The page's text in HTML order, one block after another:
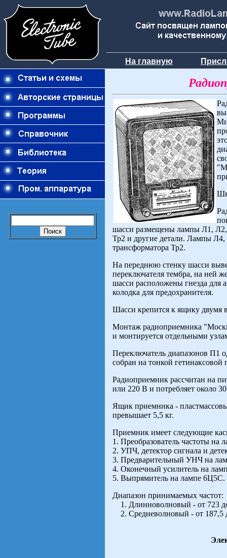
На главную
шасси размещены лампы Л1, Л2,
Тр2 и другие детали. Лампы Л4,
трансформатора Тр2.
На переднюю стенку шасси
переключателя тембра, на ней
шасси расположены гнезда для
колодка для предохранителя.
Шасси крепится к ящику двумя
Монтаж радиоприемника
и монтируется отдельными
Переключатель диапазонов П1
собран на тонкой гетинаксовой
Радиоприемник рассчитан на
или 220 В и потребляет около
Ящик приемника -
превышает 5,5 кг.
Приемник имеет следующие
1. Преобразователь частоты на
2. УПЧ, детектор сигнала и
3. Предварительный УНЧ на
4. Оконечный усилитель на
5. Выпрямитель на лампе 6Ц5С.
Диапазон принимаемых частот:
1. Длинноволновый - от 723
2. Средневолновый - от 187,5